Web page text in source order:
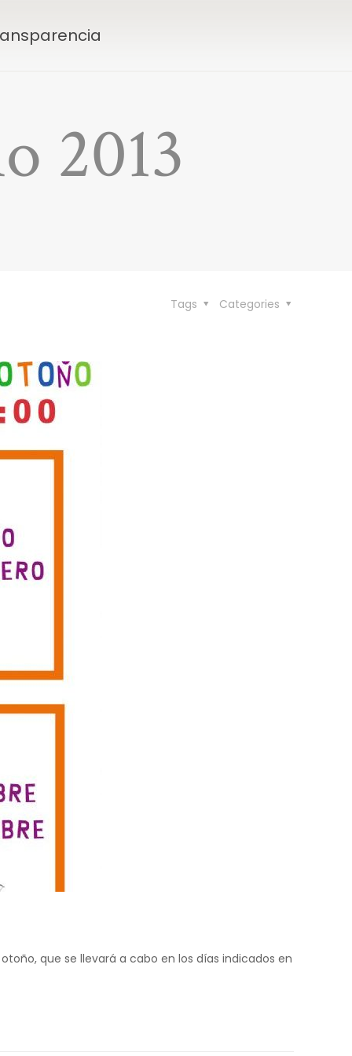
2013
Categories
Tags
que se llevará a cabo en los días indicados en